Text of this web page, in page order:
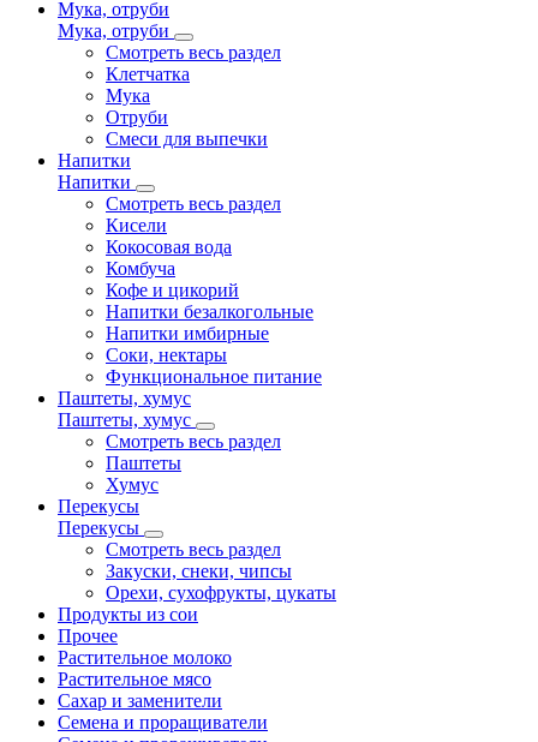
Мука, отруби
Мука, отруби
Смотреть весь раздел
Клетчатка
Мука
Отруби
Смеси для выпечки
Напитки
Напитки
Смотреть весь раздел
Кисели
Кокосовая вода
Комбуча
Кофе и цикорий
Напитки безалкогольные
Напитки имбирные
Соки, нектары
Функциональное питание
Паштеты, хумус
Паштеты, хумус
Смотреть весь раздел
Паштеты
Хумус
Перекусы
Перекусы
Смотреть весь раздел
Закуски, снеки, чипсы
Орехи, сухофрукты, цукаты
Продукты из сои
Прочее
Растительное молоко
Растительное мясо
Сахар и заменители
Семена и проращиватели